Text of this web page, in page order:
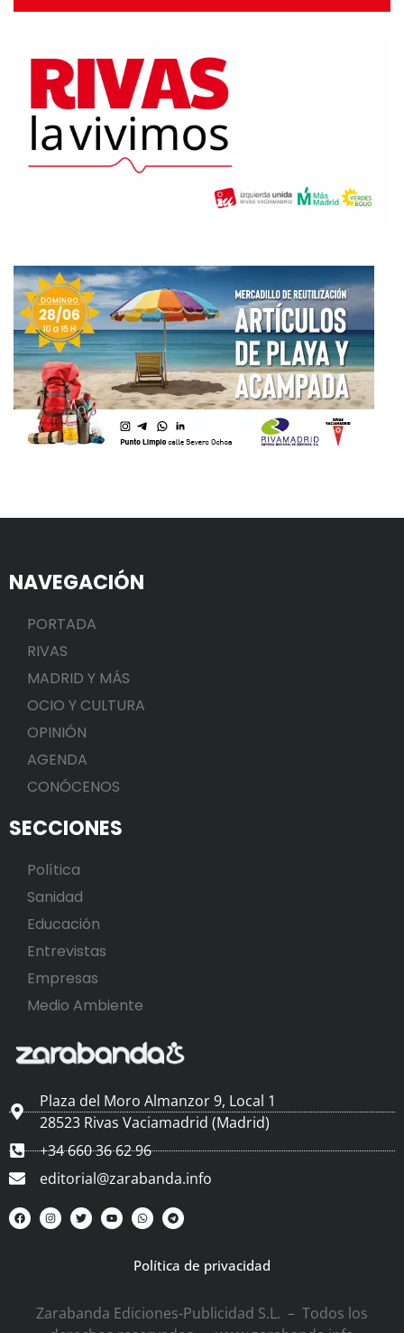
NAVEGACIÓN
PORTADA
RIVAS
MADRID Y MÁS
OCIO Y CULTURA
OPINIÓN
AGENDA
CONÓCENOS
SECCIONES
Política
Sanidad
Educación
Entrevistas
Empresas
Medio Ambiente
Plaza del Moro Almanzor 9, Local 1
28523 Rivas Vaciamadrid (Madrid)
+34 660 36 62 96
editorial@zarabanda.info
Política de privacidad
Zarabanda Ediciones-Publicidad S.L. – Todos los